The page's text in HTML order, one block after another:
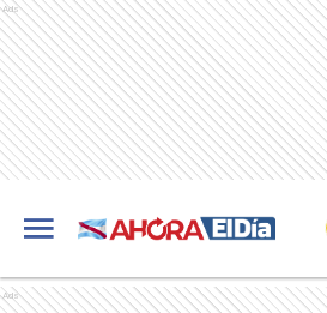
Ads
Ads